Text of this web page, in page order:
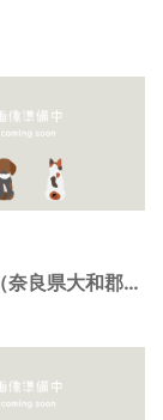
城跡公園（奈良県大和郡山市）